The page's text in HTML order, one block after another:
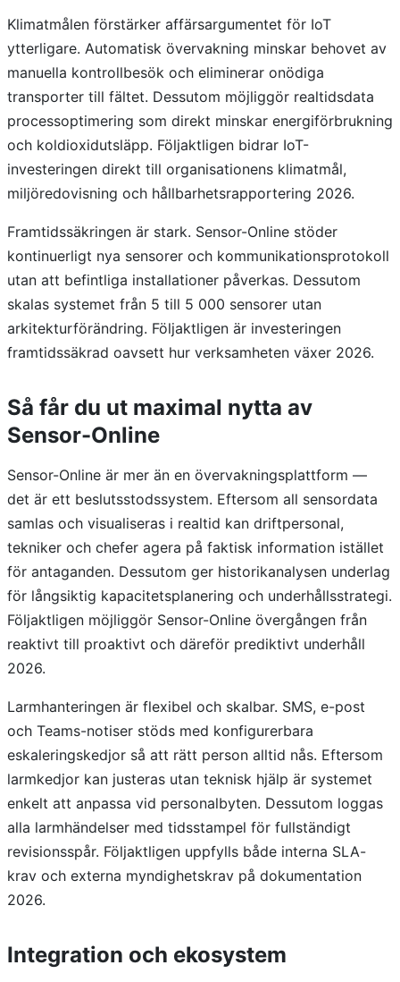
Klimatmålen förstärker affärsargumentet för IoT
ytterligare. Automatisk övervakning minskar behovet av
manuella kontrollbesök och eliminerar onödiga
transporter till fältet. Dessutom möjliggör realtidsdata
processoptimering som direkt minskar energiförbrukning
och koldioxidutsläpp. Följaktligen bidrar IoT-
investeringen direkt till organisationens klimatmål,
miljöredovisning och hållbarhetsrapportering 2026.
Framtidssäkringen är stark. Sensor-Online stöder
kontinuerligt nya sensorer och kommunikationsprotokoll
utan att befintliga installationer påverkas. Dessutom
skalas systemet från 5 till 5 000 sensorer utan
arkitekturförändring. Följaktligen är investeringen
framtidssäkrad oavsett hur verksamheten växer 2026.
Så får du ut maximal nytta av
Sensor-Online
Sensor-Online är mer än en övervakningsplattform —
det är ett beslutsstodssystem. Eftersom all sensordata
samlas och visualiseras i realtid kan driftpersonal,
tekniker och chefer agera på faktisk information istället
för antaganden. Dessutom ger historikanalysen underlag
för långsiktig kapacitetsplanering och underhållsstrategi.
Följaktligen möjliggör Sensor-Online övergången från
reaktivt till proaktivt och däreför prediktivt underhåll
2026.
Larmhanteringen är flexibel och skalbar. SMS, e-post
och Teams-notiser stöds med konfigurerbara
eskaleringskedjor så att rätt person alltid nås. Eftersom
larmkedjor kan justeras utan teknisk hjälp är systemet
enkelt att anpassa vid personalbyten. Dessutom loggas
alla larmhändelser med tidsstampel för fullständigt
revisionsspår. Följaktligen uppfylls både interna SLA-
krav och externa myndighetskrav på dokumentation
2026.
Integration och ekosystem